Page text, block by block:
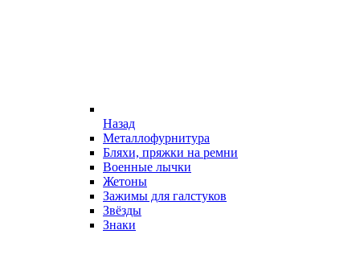
Назад
Металлофурнитура
Бляхи, пряжки на ремни
Военные лычки
Жетоны
Зажимы для галстуков
Звёзды
Знаки